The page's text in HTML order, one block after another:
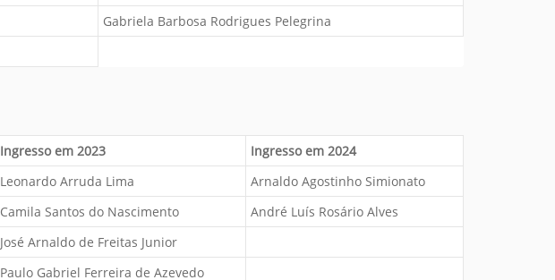
Gabriela Barbosa Rodrigues Pelegrina
Ingresso em 2023
Ingresso em 2024
Leonardo Arruda Lima
Arnaldo Agostinho Simionato
Camila Santos do Nascimento
André Luís Rosário Alves
José Arnaldo de Freitas Junior
Paulo Gabriel Ferreira de Azevedo